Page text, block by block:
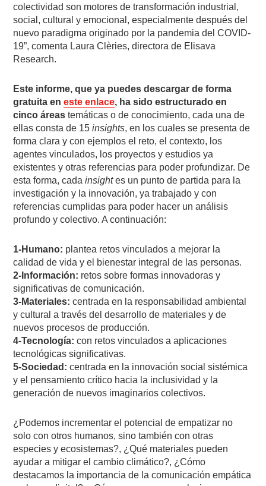
colectividad son motores de transformación industrial,
social, cultural y emocional, especialmente después del
nuevo paradigma originado por la pandemia del COVID-
19”, comenta Laura Clèries, directora de Elisava
Research.
Este informe, que ya puedes descargar de forma
gratuita eneste enlace, ha sido estructurado en
cinco áreas temáticas o de conocimiento, cada una de
ellas consta de 15insights, en los cuales se presenta de
forma clara y con ejemplos el reto, el contexto, los
agentes vinculados, los proyectos y estudios ya
existentes y otras referencias para poder profundizar. De
esta forma, cadainsightes un punto de partida para la
investigación y la innovación, ya trabajado y con
referencias cumplidas para poder hacer un análisis
profundo y colectivo. A continuación:
1-Humano: plantea retos vinculados a mejorar la
calidad de vida y el bienestar integral de las personas.
2-Información: retos sobre formas innovadoras y
significativas de comunicación.
3-Materiales: centrada en la responsabilidad ambiental
y cultural a través del desarrollo de materiales y de
nuevos procesos de producción.
4-Tecnología: con retos vinculados a aplicaciones
tecnológicas significativas.
5-Sociedad: centrada en la innovación social sistémica
y el pensamiento crítico hacia la inclusividad y la
generación de nuevos imaginarios colectivos.
¿Podemos incrementar el potencial de empatizar no
solo con otros humanos, sino también con otras
especies y ecosistemas?, ¿Qué materiales pueden
ayudar a mitigar el cambio climático?, ¿Cómo
destacamos la importancia de la comunicación empática